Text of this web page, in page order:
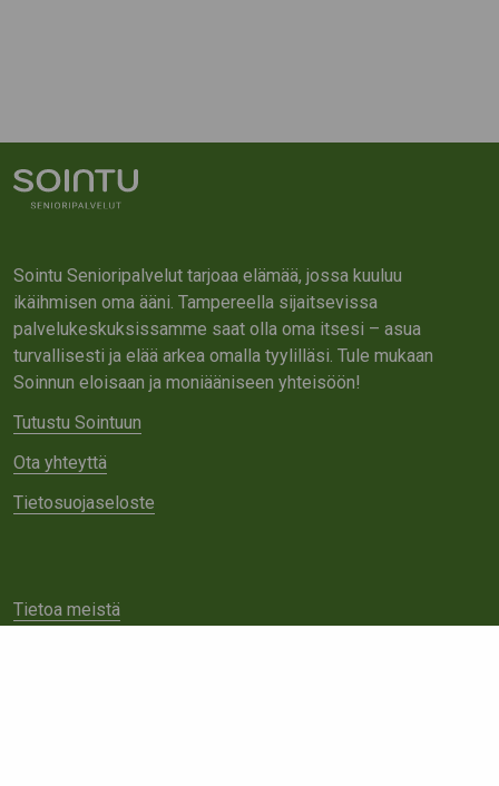
Sointu Senioripalvelut tarjoaa elämää, jossa kuuluu
ikäihmisen oma ääni. Tampereella sijaitsevissa
palvelukeskuksissamme saat olla oma itsesi – asua
turvallisesti ja elää arkea omalla tyylilläsi. Tule mukaan
Soinnun eloisaan ja moniääniseen yhteisöön!
Tutustu Sointuun
Ota yhteyttä
Tietosuojaseloste
Tietoa meistä